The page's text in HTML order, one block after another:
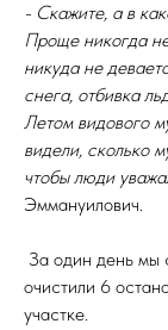
- Скажите, а в
Проще никогда
никуда не
снега, отбивка
Летом видового
видели, сколько
чтобы люди
Эммануилович.
За один день мы
очистили 6
участке.